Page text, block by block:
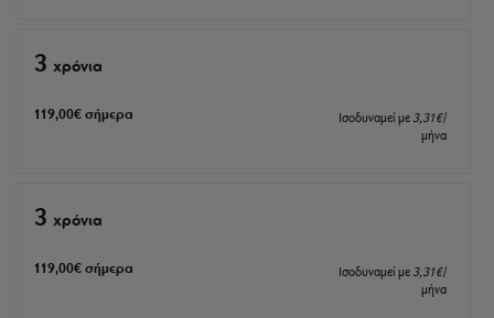
3 xρόνια
119,00€σήμερα Ισοδυναμεί με 3,31€/
μήνα
3 xρόνια
119,00€σήμερα Ισοδυναμεί με 3,31€/
μήνα